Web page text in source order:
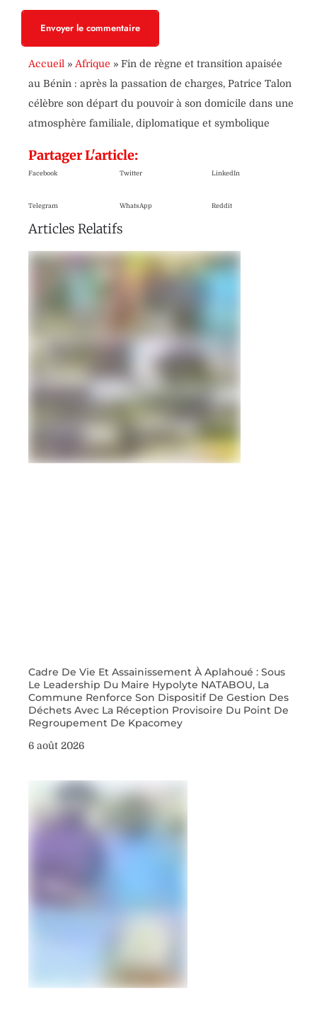
Envoyer le commentaire
Accueil » Afrique » Fin de règne et transition apaisée
au Bénin : après la passation de charges, Patrice Talon
célèbre son départ du pouvoir à son domicile dans une
atmosphère familiale, diplomatique et symbolique
Partager L'article:
Facebook Twitter LinkedIn
Telegram WhatsApp Reddit
Articles Relatifs
Cadre De Vie Et Assainissement À Aplahoué : Sous
Le Leadership Du Maire Hypolyte NATABOU, La
Commune Renforce Son Dispositif De Gestion Des
Déchets Avec La Réception Provisoire Du Point De
Regroupement De Kpacomey
6 août 2026